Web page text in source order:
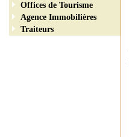
Offices de Tourisme
Agence Immobilières
Traiteurs